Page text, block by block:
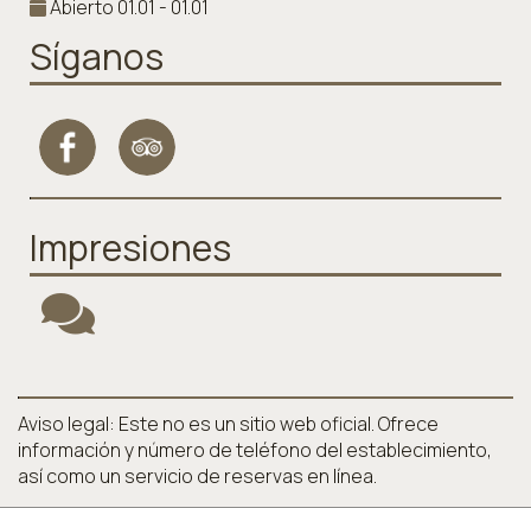
Abierto 01.01 - 01.01
Síganos
Impresiones
Aviso legal: Este no es un sitio web oficial. Ofrece
información y número de teléfono del establecimiento,
así como un servicio de reservas en línea.